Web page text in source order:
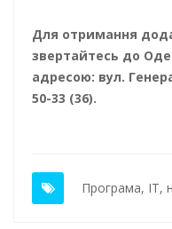
Для отримання
звертайтесь до
адресою: вул.
50-33 (36).
Програма, IT,